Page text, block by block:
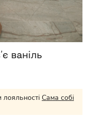
ваніль
Сама собі